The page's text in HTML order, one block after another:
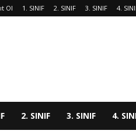
Ol 1. SINIF 2. SINIF 3. SINIF 4.
2. SINIF 3. SINIF 4.